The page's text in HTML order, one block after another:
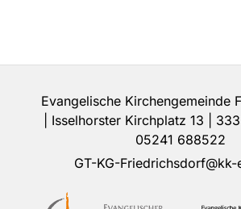
Evangelische Kirchengemeinde
| Isselhorster Kirchplatz 13 |
05241 688522
GT-KG-